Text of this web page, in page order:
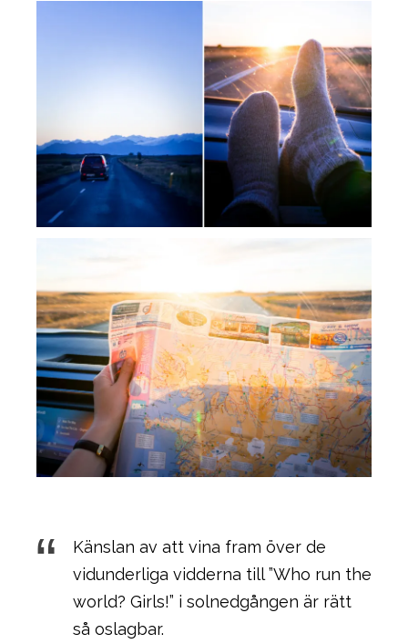
Känslan av att vina fram över de
vidunderliga vidderna till ”Who run the
world? Girls!” i solnedgången är rätt
så oslagbar.